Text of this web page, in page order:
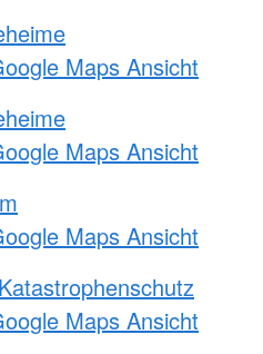
Maps Ansicht
Maps Ansicht
Maps Ansicht
Maps Ansicht